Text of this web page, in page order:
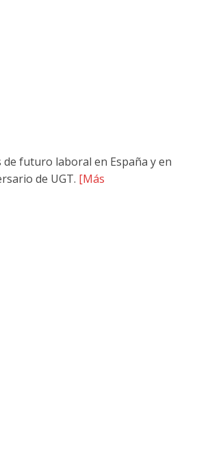
de futuro laboral en España y en
de UGT. [Más